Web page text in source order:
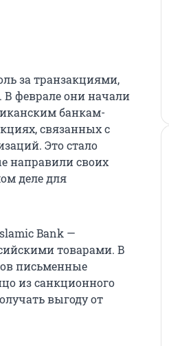
за транзакциями,
. В феврале они начали
банкам-
связанных с
Это стало
направили своих
деле для
Bank —
товарами. В
письменные
из санкционного
выгоду от